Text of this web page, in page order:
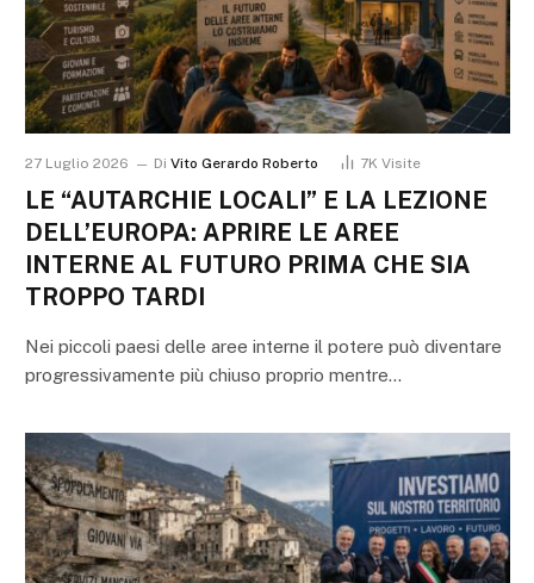
27 Luglio 2026 Di Vito Gerardo Roberto 7K Visite
LE “AUTARCHIE LOCALI” E LA LEZIONE
DELL’EUROPA: APRIRE LE AREE
INTERNE AL FUTURO PRIMA CHE SIA
TROPPO TARDI
Nei piccoli paesi delle aree interne il potere può diventare
progressivamente più chiuso proprio mentre…